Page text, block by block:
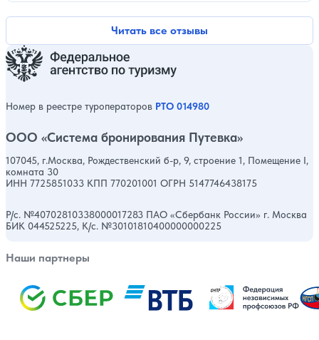
Читать все отзывы
Номер в реестре туроператоров РТО 014980
ООО «Система бронирования Путевка»
107045, г.Москва, Рождественский б-р, 9, строение 1, Помещение I,
комната 30
ИНН 7725851033 КПП 770201001 ОГРН 5147746438175
Р/с. №40702810338000017283 ПАО «Сбербанк России» г. Москва
БИК 044525225, К/с. №30101810400000000225
Наши партнеры